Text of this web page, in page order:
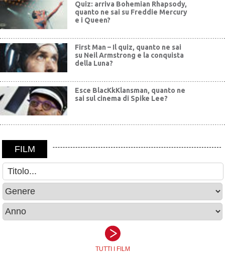
Quiz: arriva Bohemian Rhapsody,
quanto ne sai su Freddie Mercury
e i Queen?
First Man – Il quiz, quanto ne sai
su Neil Armstrong e la conquista
della Luna?
Esce BlacKkKlansman, quanto ne
sai sul cinema di Spike Lee?